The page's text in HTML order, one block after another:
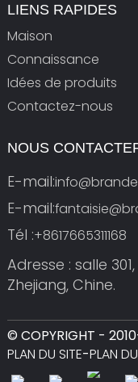
LIENS RAPIDES
Maison
Connaissance
Idées de produits
Contactez-nous
NOUS
E-mail:
E-mail:
Tél :+8617665311168
Adresse : salle
Zhejiang, Chine.
© COPYRIGHT -
PLAN DU SITE-PLAN